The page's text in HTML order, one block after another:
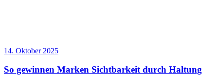
14. Oktober 2025
So gewinnen Marken Sichtbarkeit durch Haltung